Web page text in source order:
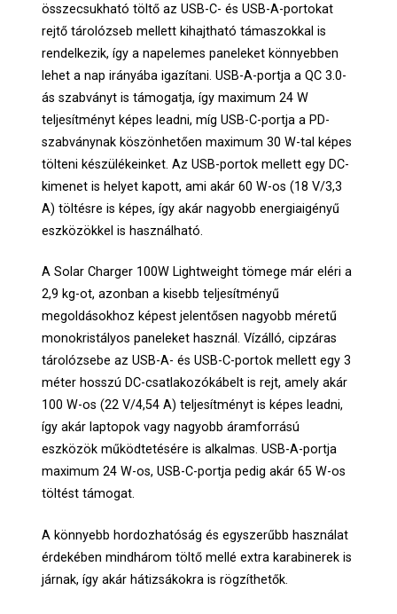
összecsukható töltő az USB-C- és USB-A-portokat
rejtő tárolózseb mellett kihajtható támaszokkal is
rendelkezik, így a napelemes paneleket könnyebben
lehet a nap irányába igazítani. USB-A-portja a QC 3.0-
ás szabványt is támogatja, így maximum 24 W
teljesítményt képes leadni, míg USB-C-portja a PD-
szabványnak köszönhetően maximum 30 W-tal képes
tölteni készülékeinket. Az USB-portok mellett egy DC-
kimenet is helyet kapott, ami akár 60 W-os (18 V/3,3
A) töltésre is képes, így akár nagyobb energiaigényű
eszközökkel is használható.
A Solar Charger 100W Lightweight tömege már eléri a
2,9 kg-ot, azonban a kisebb teljesítményű
megoldásokhoz képest jelentősen nagyobb méretű
monokristályos paneleket használ. Vízálló, cipzáras
tárolózsebe az USB-A- és USB-C-portok mellett egy 3
méter hosszú DC-csatlakozókábelt is rejt, amely akár
100 W-os (22 V/4,54 A) teljesítményt is képes leadni,
így akár laptopok vagy nagyobb áramforrású
eszközök működtetésére is alkalmas. USB-A-portja
maximum 24 W-os, USB-C-portja pedig akár 65 W-os
töltést támogat.
A könnyebb hordozhatóság és egyszerűbb használat
érdekében mindhárom töltő mellé extra karabinerek is
járnak, így akár hátizsákokra is rögzíthetők.